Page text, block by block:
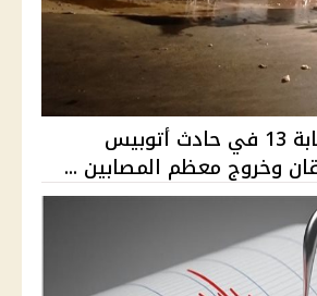
وفاة طفل وإصابة 13 في حادث أتوبيس
وخروج معظم المصابين ...